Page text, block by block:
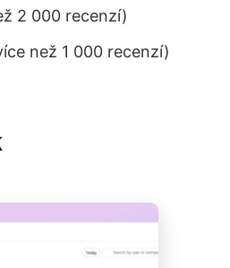
2 000 recenzí)
než 1 000 recenzí)